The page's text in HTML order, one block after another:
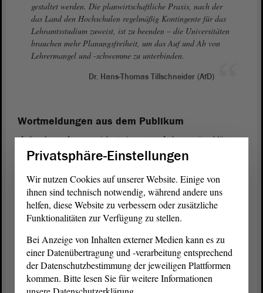
gestaltet werden. Die planwirtschaftliche Praxis, nach der
das Land den Hochschulen regelmäßig Kontingente für das
Lehramtsstudium zuweist, ist zu beenden – die Universitäten
brauchen mehr Planungsfreiheit, um das Auf und Ab von
Lehrermangel und -schwemme zu unterbinden.
Dr. Hans-Thomas Tillschneider (AfD)
Wortmeldungen aus dem Publikum
„Lebenslanges Lernen zeichnet einen guten Lehrer aus“, erklärte
Marga Kempe, stellvertretende Schulleiterin am Albert-Einstein-
Gymnasium Magdeburg. „Denn man hat immer wieder neue
Schülerinnen und Schüler und Veränderungen in der Gesellschaft
vor sich, auf die man sich einstellen muss.“
Fachkompetenz sei eine wichtige Grundlage, aber Lehrerin und
Lehrer müssten auch über die Fähigkeit verfügen, auf die
Schülerinnen und Schüler im Klassenzimmer einzugehen. Freilich
müssten auch die Rahmenbedingungen für die Arbeit stimmen – das
betreffe Karrierechancen ebenso wie die personelle und materielle
Ausstattung an den Schulen.
Privatsphäre-Einstellungen
Wir nutzen Cookies auf unserer Website. Einige von
ihnen sind technisch notwendig, während andere uns
helfen, diese Website zu verbessern oder zusätzliche
Funktionalitäten zur Verfügung zu stellen.
Bei Anzeige von Inhalten externer Medien kann es zu
einer Datenübertragung und -verarbeitung entsprechend
der Datenschutzbestimmung der jeweiligen Plattformen
kommen. Bitte lesen Sie für weitere Informationen